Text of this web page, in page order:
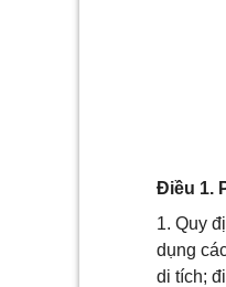
Điều 1.
1. Quy
dụng
di tích;